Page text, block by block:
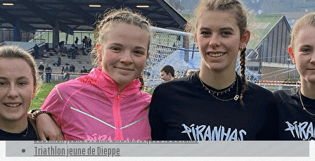
Exporter les lignes sélectionnées
Exporter toutes les colonnes
Exporter uniquement les colonnes affichées
Menu
<
>
Aquathlon d'Arques la bataille
Canicross d'arques la Bataille
Duathlon jeune et bike and run Arques la Bataille
Triathlon jeune de Dieppe